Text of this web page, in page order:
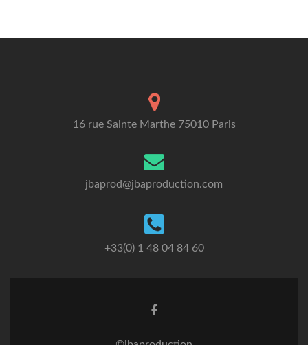
16 rue Sainte Marthe 75010 Paris
jbaprod@jbaproduction.com
+33(0) 1 48 04 84 60